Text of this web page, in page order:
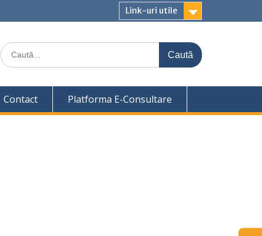
Link-uri utile
Caută
for:
Contact Platforma E-Consultare